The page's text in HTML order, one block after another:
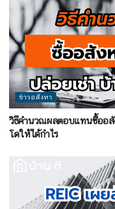
ข่าวอสังหา
วิธีคำนวณผลตอบแทนซื้ออ
โดให้ได้กำไร